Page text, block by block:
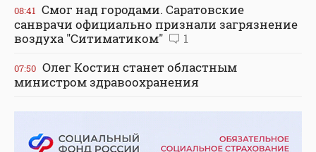
08:41 Смог над городами. Саратовские
санврачи официально признали загрязнение
воздуха "Ситиматиком"
1
07:50 Олег Костин станет областным
министром здравоохранения